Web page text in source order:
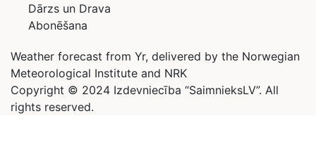
Dārzs un Drava
Abonēšana
Weather forecast from Yr, delivered by the Norwegian
Meteorological Institute and NRK
Copyright © 2024 Izdevniecība “SaimnieksLV”. All
rights reserved.